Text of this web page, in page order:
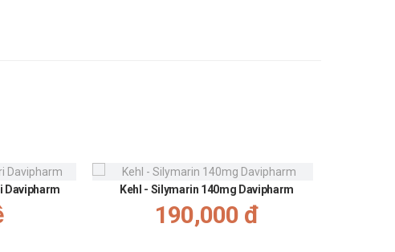
Davipharm Kehl - Silymarin 140mg Davipharm
190,000 đ